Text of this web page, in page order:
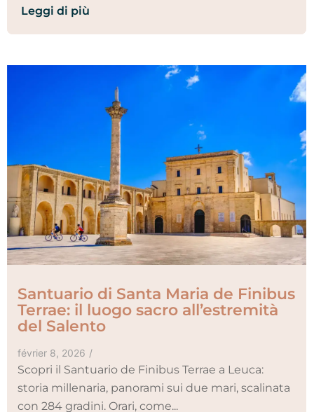
Leggi di più
Santuario di Santa Maria de Finibus
Terrae: il luogo sacro all’estremità
del Salento
février 8, 2026 /
Scopri il Santuario de Finibus Terrae a Leuca:
storia millenaria, panorami sui due mari, scalinata
con 284 gradini. Orari, come...